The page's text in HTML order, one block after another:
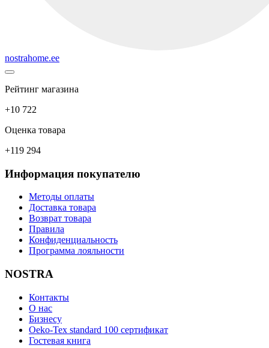
nostrahome.ee
Рейтинг магазина
+10 722
Оценка товара
+119 294
Информация покупателю
Методы оплаты
Доставка товара
Возврат товара
Правила
Конфиденциальность
Программа лояльности
NOSTRA
Контакты
О нас
Бизнесу
Oeko-Tex standard 100 сертификат
Гостевая книга